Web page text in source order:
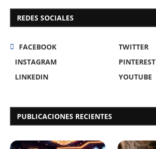
REDES SOCIALES
FACEBOOK
TWITTER
INSTAGRAM
PINTEREST
LINKEDIN
YOUTUBE
PUBLICACIONES RECIENTES